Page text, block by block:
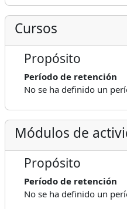
Cursos
Propósito
Período de retención
No se ha definido un
Módulos de
Propósito
Período de retención
No se ha definido un